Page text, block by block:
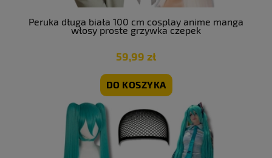
Peruka długa biała 100 cm cosplay anime manga
włosy proste grzywka czepek
59,99 zł
DO KOSZYKA